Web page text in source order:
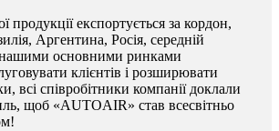
продукції експортується за кордон,
Аргентина, Росія, середній
основними ринками
клієнтів і розширювати
всі співробітники компанії доклали
щоб «AUTOAIR» став всесвітньо